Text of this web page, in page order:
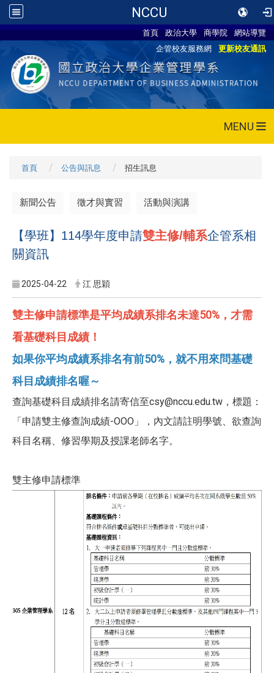
NCCU
首頁 政治大學 商學院
網站導覽
企管校友服務網
更新校友通訊
MENU
首頁 公告與訊息 招生訊息
新聞公告 徵才與實習 活動與演講
【學班】114學年度申請雙主修/輔系企管系相
關資訊
2025-04-22 江 思穎
雙主修申請標準是平均成績系排名未達50%，才需
看基礎科目成績！
如果你平均成績系排名有前50%，就不用來問基礎
科目成績排名喔～
查詢基礎科目成績排名請寄信至csy@nccu.edu.tw，標題：
「申請雙主修查詢成績-OOO」，內文請註明學號、欲查詢
科目名稱、修習學期及授課老師名字。
雙主修申請標準